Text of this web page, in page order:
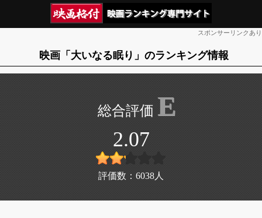
スポンサーリンクあり
映画「大いなる眠り」のランキング情報
E
2.07
評価数： 6038 人